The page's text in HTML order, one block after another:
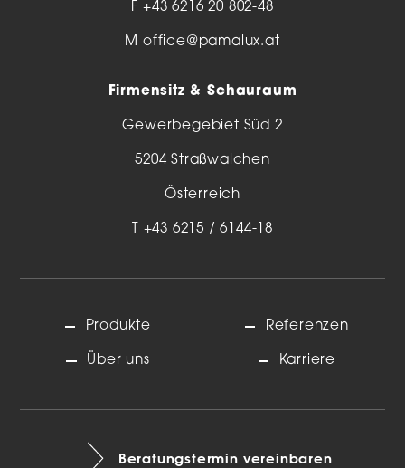
F +43 6216 20 802-48
M office@pamalux.at
Firmensitz & Schauraum
Gewerbegebiet Süd 2
5204 Straßwalchen
Österreich
T +43 6215 / 6144-18
Produkte
Über uns
Referenzen
Karriere
Beratungstermin vereinbaren